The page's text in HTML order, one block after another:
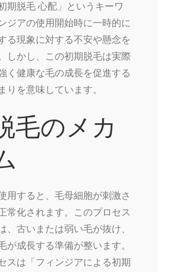
期脱毛 心配」というキーワ
ジアの使用開始時に一時的に
る現象に対する不安や懸念を
しかし、この初期脱毛は実際
く健康な毛の成長を促進する
りを意味しています。
毛のメカ
用すると、毛母細胞が刺激さ
常化されます。このプロセス
、古いまたは弱い毛が抜け、
が成長する準備が整います。
スは「フィンジアによる初期